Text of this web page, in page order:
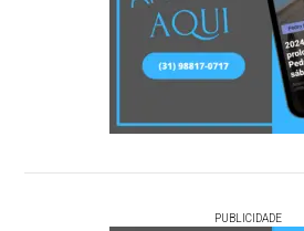
PUBLICIDADE